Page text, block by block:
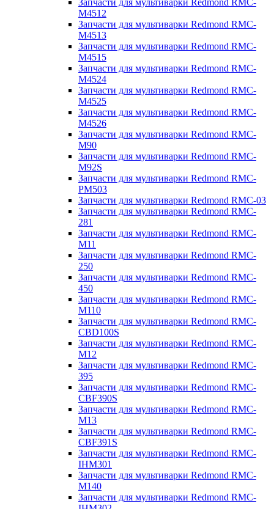
Запчасти для мультиварки Redmond RMC-
M4512
Запчасти для мультиварки Redmond RMC-
M4513
Запчасти для мультиварки Redmond RMC-
M4515
Запчасти для мультиварки Redmond RMC-
M4524
Запчасти для мультиварки Redmond RMC-
M4525
Запчасти для мультиварки Redmond RMC-
M4526
Запчасти для мультиварки Redmond RMC-
M90
Запчасти для мультиварки Redmond RMC-
M92S
Запчасти для мультиварки Redmond RMC-
PM503
Запчасти для мультиварки Redmond RMC-03
Запчасти для мультиварки Redmond RMC-
281
Запчасти для мультиварки Redmond RMC-
M11
Запчасти для мультиварки Redmond RMC-
250
Запчасти для мультиварки Redmond RMC-
450
Запчасти для мультиварки Redmond RMC-
M110
Запчасти для мультиварки Redmond RMC-
CBD100S
Запчасти для мультиварки Redmond RMC-
M12
Запчасти для мультиварки Redmond RMC-
395
Запчасти для мультиварки Redmond RMC-
CBF390S
Запчасти для мультиварки Redmond RMC-
M13
Запчасти для мультиварки Redmond RMC-
CBF391S
Запчасти для мультиварки Redmond RMC-
IHM301
Запчасти для мультиварки Redmond RMC-
M140
Запчасти для мультиварки Redmond RMC-